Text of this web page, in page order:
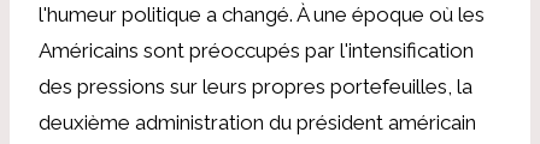
l'humeur politique a changé. À une époque où les
Américains sont préoccupés par l'intensification
des pressions sur leurs propres portefeuilles, la
deuxième administration du président américain